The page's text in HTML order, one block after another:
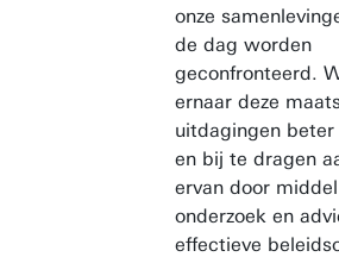
onze
de dag worden
geconfronteerd.
ernaar deze
uitdagingen
en bij te dragen
ervan door
onderzoek en
effectieve